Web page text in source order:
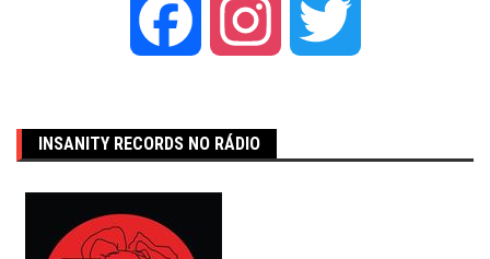
Facebook Instagram
INSANITY RECORDS NO RÁDIO